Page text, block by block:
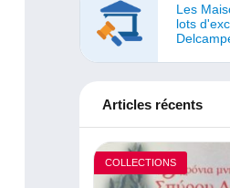
Les
lots
Articles récents
COLLECTIONS